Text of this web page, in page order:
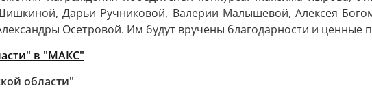
Дарьи Ручниковой, Валерии Малышевой, Алексея
Осетровой. Им будут вручены благодарности и
в "МАКС"
области"